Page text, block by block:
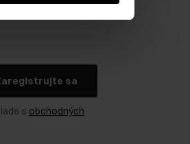
sa
s obchodných